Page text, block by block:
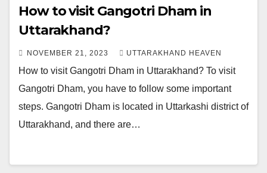
How to visit Gangotri Dham in
Uttarakhand?
NOVEMBER 21, 2023 UTTARAKHAND HEAVEN
How to visit Gangotri Dham in Uttarakhand? To visit
Gangotri Dham, you have to follow some important
steps. Gangotri Dham is located in Uttarkashi district of
Uttarakhand, and there are…